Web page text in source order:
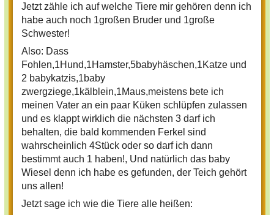
Jetzt zähle ich auf welche Tiere mir gehören denn ich
habe auch noch 1großen Bruder und 1große
Schwester!
Also: Dass
Fohlen,1Hund,1Hamster,5babyhäschen,1Katze und
2 babykatzis,1baby
zwergziege,1kälblein,1Maus,meistens bete ich
meinen Vater an ein paar Küken schlüpfen zulassen
und es klappt wirklich die nächsten 3 darf ich
behalten, die bald kommenden Ferkel sind
wahrscheinlich 4Stück oder so darf ich dann
bestimmt auch 1 haben!, Und natürlich das baby
Wiesel denn ich habe es gefunden, der Teich gehört
uns allen!
Jetzt sage ich wie die Tiere alle heißen: